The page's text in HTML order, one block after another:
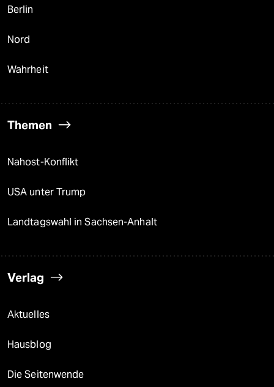
Berlin
Nord
Wahrheit
Themen
Nahost-Konflikt
USA unter Trump
Landtagswahl in Sachsen-Anhalt
Verlag
Aktuelles
Hausblog
Die Seitenwende